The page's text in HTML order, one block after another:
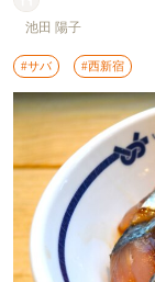
池田 陽子
#サバ #西新宿